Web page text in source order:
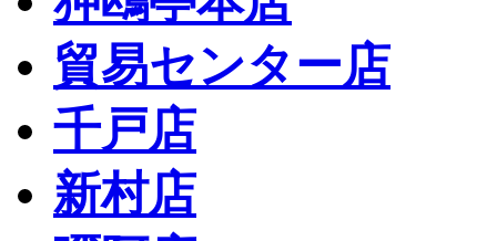
貿易センター店
千戸店
新村店